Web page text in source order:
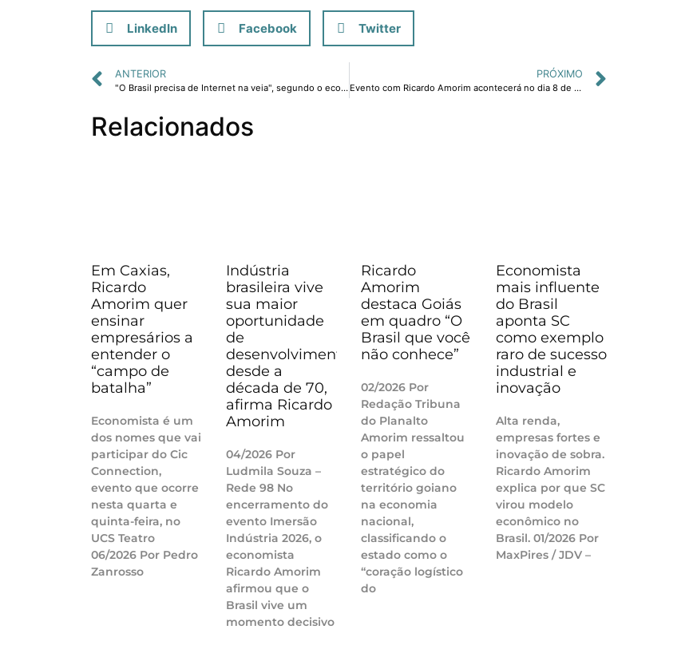
LinkedIn Facebook Twitter
ANTERIOR
"O Brasil precisa de Internet na veia", segundo o economista Ricardo Amorim
PRÓXIMO
Evento com Ricardo Amorim acontecerá no dia 8 de agosto, na Paraíba
Relacionados
Em Caxias,
Ricardo
Amorim quer
ensinar
empresários a
entender o
“campo de
batalha”
Economista é um
dos nomes que vai
participar do Cic
Connection,
evento que ocorre
nesta quarta e
quinta-feira, no
UCS Teatro
06/2026 Por Pedro
Zanrosso
Indústria
brasileira vive
sua maior
oportunidade
de
desenvolvimento
desde a
década de 70,
afirma Ricardo
Amorim
04/2026 Por
Ludmila Souza –
Rede 98 No
encerramento do
evento Imersão
Indústria 2026, o
economista
Ricardo Amorim
afirmou que o
Brasil vive um
momento decisivo
Ricardo
Amorim
destaca Goiás
em quadro “O
Brasil que você
não conhece”
02/2026 Por
Redação Tribuna
do Planalto
Amorim ressaltou
o papel
estratégico do
território goiano
na economia
nacional,
classificando o
estado como o
“coração logístico
do
Economista
mais influente
do Brasil
aponta SC
como exemplo
raro de sucesso
industrial e
inovação
Alta renda,
empresas fortes e
inovação de sobra.
Ricardo Amorim
explica por que SC
virou modelo
econômico no
Brasil. 01/2026 Por
MaxPires / JDV –